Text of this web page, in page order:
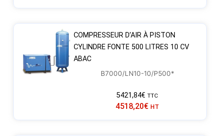
COMPRESSEUR D’AIR À PISTON
CYLINDRE FONTE 500 LITRES 10 CV
ABAC
B7000/LN10-10/P500*
5421,84€ TTC
4518,20€ HT